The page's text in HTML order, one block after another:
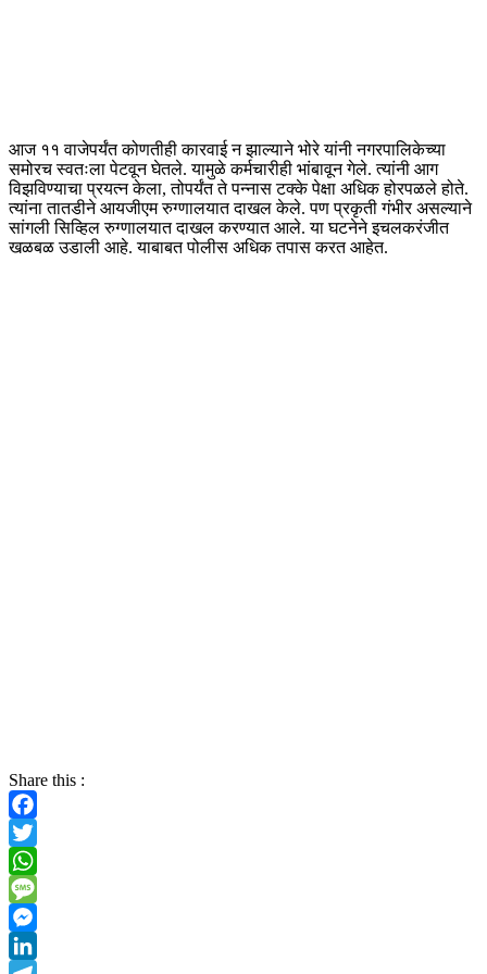
आज ११ वाजेपर्यंत कोणतीही कारवाई न झाल्याने भोरे यांनी नगरपालिकेच्या
समोरच स्वतःला पेटवून घेतले. यामुळे कर्मचारीही भांबावून गेले. त्यांनी आग
विझविण्याचा प्रयत्न केला, तोपर्यंत ते पन्नास टक्के पेक्षा अधिक होरपळले होते.
त्यांना तातडीने आयजीएम रुग्णालयात दाखल केले. पण प्रकृती गंभीर असल्याने
सांगली सिव्हिल रुग्णालयात दाखल करण्यात आले. या घटनेने इचलकरंजीत
खळबळ उडाली आहे. याबाबत पोलीस अधिक तपास करत आहेत.
Share this :
Facebook
Twitter
WhatsApp
Message
Messenger